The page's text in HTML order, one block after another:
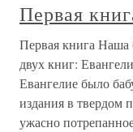
Первая
Первая книга Наша
двух книг:
Евангелие было
издания в твердом
ужасно